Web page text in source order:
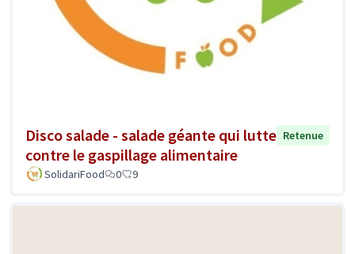
Disco salade - salade géante qui lutte
contre le gaspillage alimentaire
Retenue
SolidariFood 0 9